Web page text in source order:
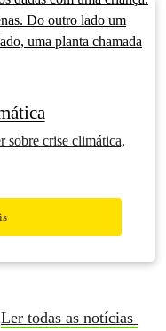
sobre crise climática,
Ler todas as notícias